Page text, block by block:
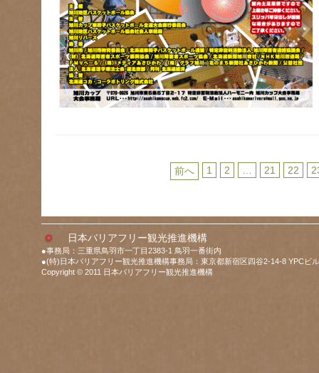
前へ 1 2 21 22
日本バリアフリー観光推進機構
●事務局：三重県鳥羽市一丁目2383-1 鳥羽一番街内
●(特)日本バリアフリー観光推進機構事務局：東京都新宿区四谷2-14-8 YPCビ
Copyright © 2011 日本バリアフリー観光推進機構